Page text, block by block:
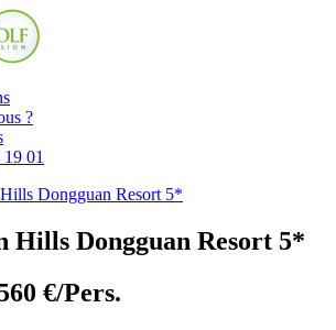
?
01
Dongguan Resort 5*
Hills Dongguan Resort 5*
€/Pers.